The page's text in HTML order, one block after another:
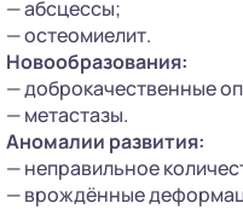
— абсцессы;
— остеомиелит.
Новообразования:
— доброкачественные
— метастазы.
Аномалии развития:
— неправильное
— врождённые